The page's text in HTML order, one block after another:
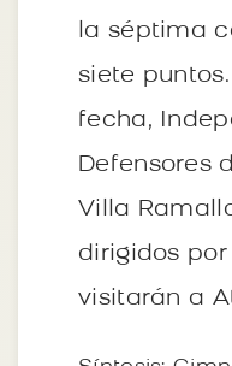
la séptima
siete
fecha,
Defensores
Villa
dirigidos
visitarán a